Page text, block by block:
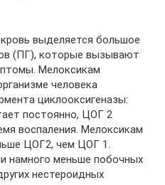
выделяется большое
(ПГ), которые вызывают
Мелоксикам
человека
циклооксигеназы:
постоянно, ЦОГ 2
воспаления. Мелоксикам
ЦОГ2, чем ЦОГ 1.
намного меньше побочных
нестероидных